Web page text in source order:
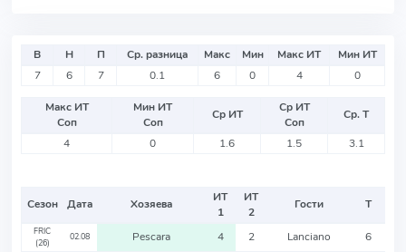
В Н П Ср. разница Макс Мин Макс ИТ
Мин ИТ
7
6 7 0.1 6 0 4 0
Макс ИТ
Соп
Мин ИТ
Соп
Ср ИТ
Ср ИТ
Соп
Ср. Т
4
0 1.6 1.5 3.1
Сезон Дата Хозяева
ИТ
1
ИТ
2
Гости Т
FRIC
(26)
02.08 Pescara 4 2 Lanciano 6